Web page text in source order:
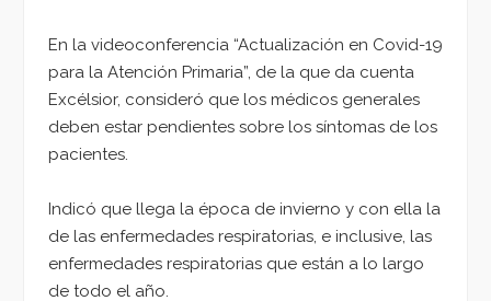
En la videoconferencia “Actualización en Covid-19
para la Atención Primaria”, de la que da cuenta
Excélsior, consideró que los médicos generales
deben estar pendientes sobre los síntomas de los
pacientes.
Indicó que llega la época de invierno y con ella la
de las enfermedades respiratorias, e inclusive, las
enfermedades respiratorias que están a lo largo
de todo el año.